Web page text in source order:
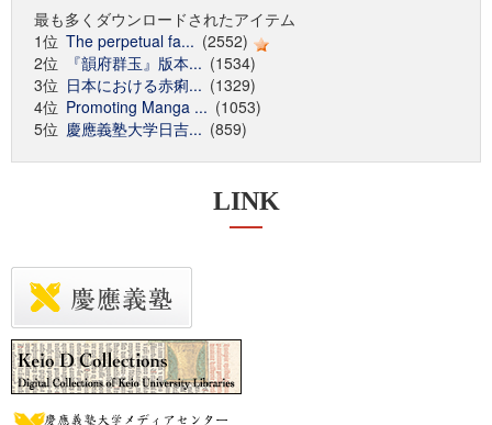
最も多くダウンロードされたアイテム
1位 The perpetual fa... (2552)
2位
『韻府群玉』版本... (1534)
3位 日本における赤痢... (1329)
4位 Promoting Manga ... (1053)
5位 慶應義塾大学日吉... (859)
LINK